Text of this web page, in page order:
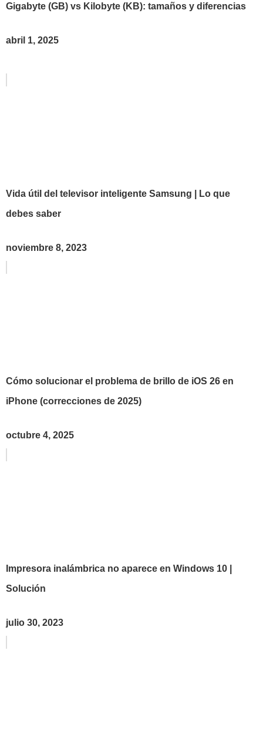
Gigabyte (GB) vs Kilobyte (KB): tamaños y diferencias
abril 1, 2025
Vida útil del televisor inteligente Samsung | Lo que
debes saber
noviembre 8, 2023
Cómo solucionar el problema de brillo de iOS 26 en
iPhone (correcciones de 2025)
octubre 4, 2025
Impresora inalámbrica no aparece en Windows 10 |
Solución
julio 30, 2023